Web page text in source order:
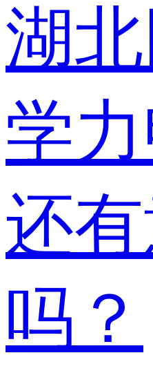
湖
学
还
吗？